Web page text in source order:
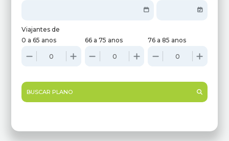
Viajantes de
0 a 65 anos
66 a 75 anos 76 a 85 anos
BUSCAR PLANO